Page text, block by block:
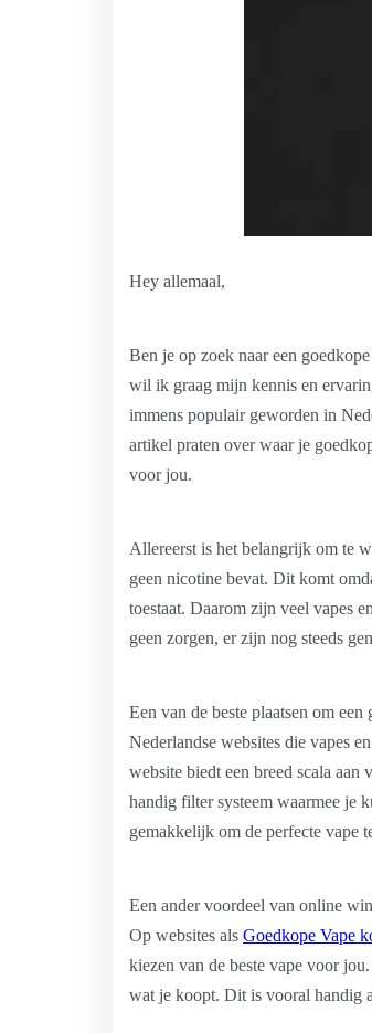
Hey allemaal,
Ben je op zoek naar een
wil ik graag mijn kennis en
immens populair geworden in
artikel praten over waar je
voor jou.
Allereerst is het belangrijk om te
geen nicotine bevat. Dit komt
toestaat. Daarom zijn veel vapes
geen zorgen, er zijn nog steeds
Een van de beste plaatsen om
Nederlandse websites die vapes
website biedt een breed scala aan
handig filter systeem waarmee je
gemakkelijk om de perfecte vape
Een ander voordeel van online
Op websites als Goedkope Vape
kiezen van de beste vape voor
wat je koopt. Dit is vooral handig